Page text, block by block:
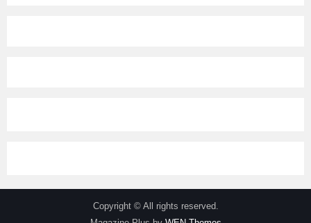
Copyright © All rights reserved.